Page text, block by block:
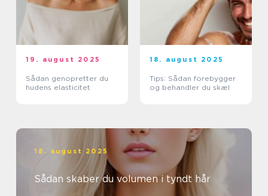
19. august 2025
Sådan genopretter du
hudens elasticitet
18. august 2025
Tips: Sådan forebygger
og behandler du skæl
18. august 2025
Sådan skaber du volumen i tyndt hår